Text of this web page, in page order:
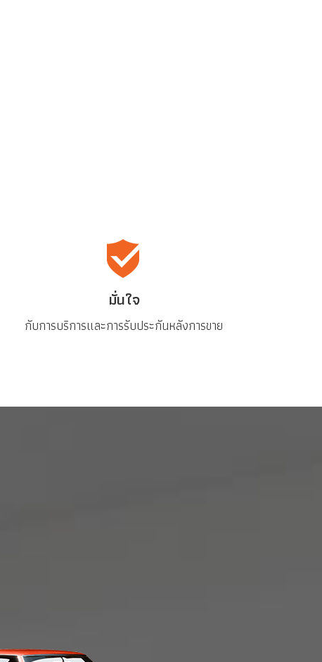
มั่นใจ
กับการบริการและการรับประกันหลังการขาย